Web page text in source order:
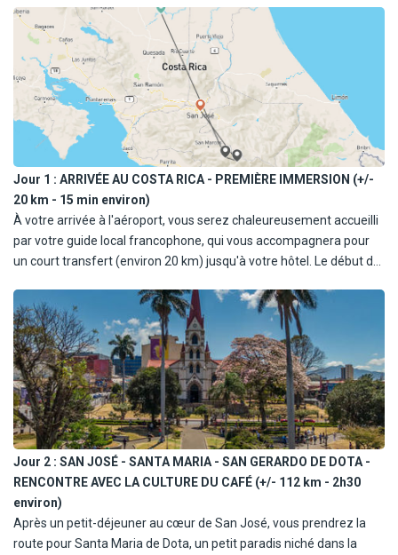
Jour 1 : ARRIVÉE AU COSTA RICA - PREMIÈRE IMMERSION (+/-
20 km - 15 min environ)
À votre arrivée à l'aéroport, vous serez chaleureusement accueilli
par votre guide local francophone, qui vous accompagnera pour
un court transfert (environ 20 km) jusqu'à votre hôtel. Le début de
conviviale. Après l'enregistrement à l'hôtel, vous pourrez vous
détendre à votre guise, avant de savourer un dîner libre et une
première nuit au Costa Rica, bien méritée après votre voyage.
Jour 2 : SAN JOSÉ - SANTA MARIA - SAN GERARDO DE DOTA -
RENCONTRE AVEC LA CULTURE DU CAFÉ (+/- 112 km - 2h30
environ)
Après un petit-déjeuner au cœur de San José, vous prendrez la
route pour Santa Maria de Dota, un petit paradis niché dans la